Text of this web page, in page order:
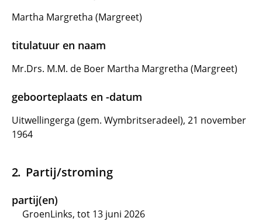
Martha Margretha (Margreet)
titulatuur en naam
Mr.Drs. M.M. de Boer Martha Margretha (Margreet)
geboorteplaats en -datum
Uitwellingerga (gem. Wymbritseradeel), 21 november
1964
Partij/stroming
partij(en)
GroenLinks, tot 13 juni 2026